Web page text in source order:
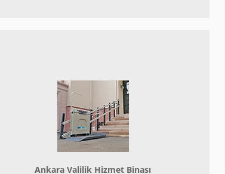
Ankara Valilik Hizmet Binası